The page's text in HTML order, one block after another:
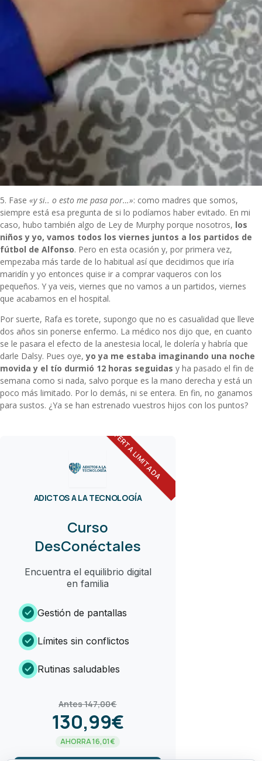
5. Fase «y si.. o esto me pasa por…»: como madres que somos,
siempre está esa pregunta de si lo podíamos haber evitado. En mi
caso, hubo también algo de Ley de Murphy porque nosotros, los
niños y yo, vamos todos los viernes juntos a los partidos de
fútbol de Alfonso. Pero en esta ocasión y, por primera vez,
empezaba más tarde de lo habitual así que decidimos que iría
maridín y yo entonces quise ir a comprar vaqueros con los
pequeños. Y ya veis, viernes que no vamos a un partidos, viernes
que acabamos en el hospital.
Por suerte, Rafa es torete, supongo que no es casualidad que lleve
dos años sin ponerse enfermo. La médico nos dijo que, en cuanto
se le pasara el efecto de la anestesia local, le dolería y habría que
darle Dalsy. Pues oye,yo ya me estaba imaginando una noche
movida y el tío durmió 12 horas seguidas y ha pasado el fin de
semana como si nada, salvo porque es la mano derecha y está un
poco más limitado. Por lo demás, ni se entera. En fin, no ganamos
para sustos. ¿Ya se han estrenado vuestros hijos con los puntos?
OFERTA LIMITADA
ADICTOS A LA TECNOLOGÍA
Curso
DesConéctales
Encuentra el equilibrio digital
en familia
check_circle Gestión de pantallas
check_circle Límites sin conflictos
check_circle Rutinas saludables
Antes 147,00€
130,99€
AHORRA 16,01€